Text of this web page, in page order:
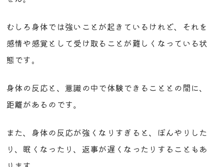
むしろ身体では強いことが起きているけれど、それを
感情や感覚として受け取ることが難しくなっている状
態です。
身体の反応と、意識の中で体験できることとの間に、
距離があるのです。
また、身体の反応が強くなりすぎると、ぼんやりした
り、眠くなったり、返事が遅くなったりすることもあ